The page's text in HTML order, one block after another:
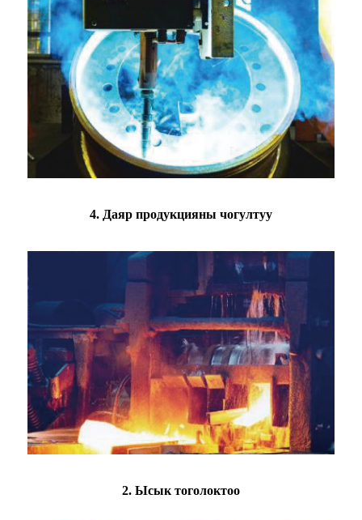
4. Даяр продукцияны чогултуу
2. Ысык тоголоктоо